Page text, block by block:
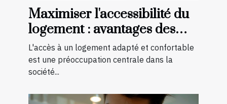
Maximiser l'accessibilité du
logement : avantages des
aménagements préventifs
L'accès à un logement adapté et confortable
est une préoccupation centrale dans la
société...